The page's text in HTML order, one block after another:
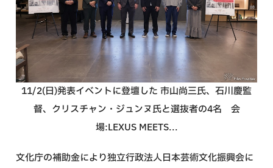
11/2(日)発表イベントに登壇した 市山尚三氏、石川慶監
督、クリスチャン・ジュンヌ氏と選抜者の4名 会
場:LEXUS MEETS...
文化庁の補助金により独立行政法人日本芸術文化振興会に